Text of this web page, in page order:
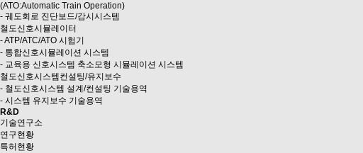
(ATO:Automatic Train Operation)
- 궤도회로 진단보드/감시시스템
철도신호시뮬레이터
- ATP/ATC/ATO 시험기
- 통합신호시뮬레이션 시스템
- 교육용 신호시스템 축소모형 시뮬레이션 시스템
철도신호시스템컨설팅/유지보수
- 철도신호시스템 설계/컨설팅 기술용역
- 시스템 유지보수 기술용역
R&D
기술연구소
연구현황
특허현황